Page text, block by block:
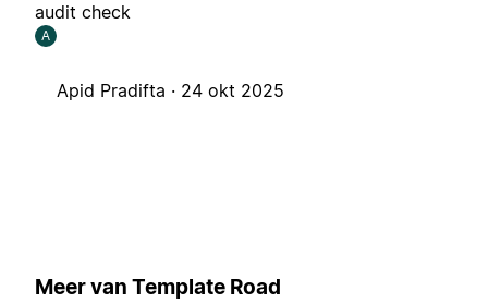
audit check
A
Apid Pradifta · 24 okt 2025
Meer van Template Road